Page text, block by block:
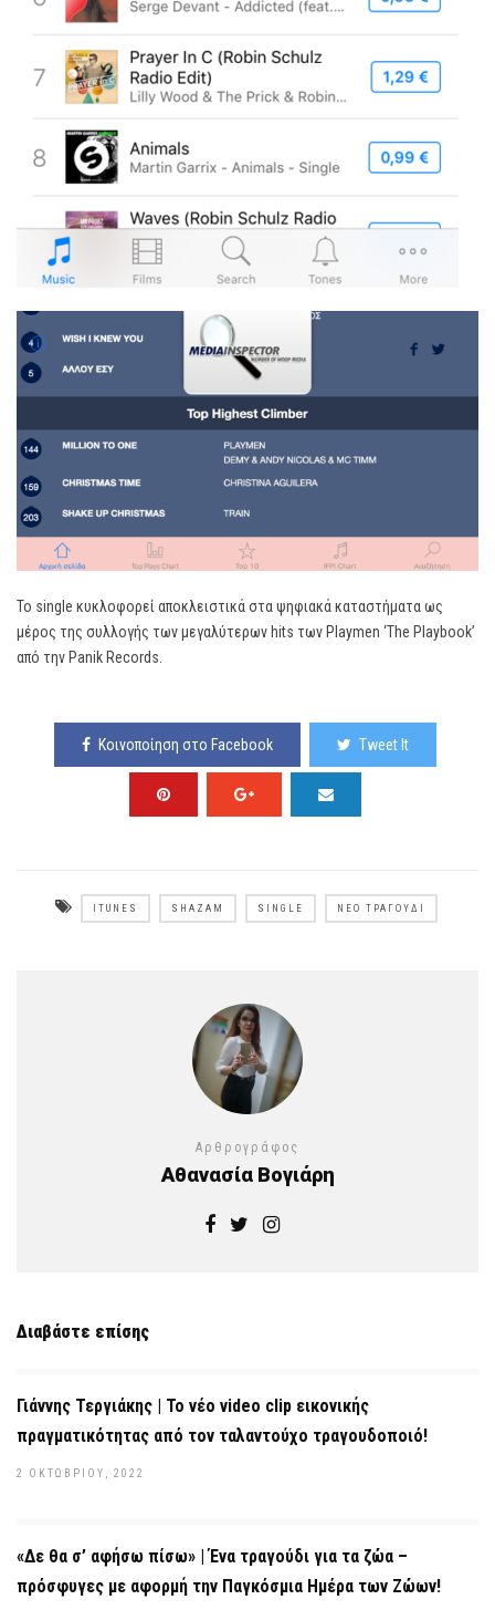
To single κυκλοφορεί αποκλειστικά στα ψηφιακά καταστήματα ως
μέρος της συλλογής των μεγαλύτερων hits των Playmen ‘The Playbook’
από την Panik Records.
Κοινοποίηση στο Facebook Tweet It
ITUNES SHAZAM SINGLE ΝΈΟ ΤΡΑΓΟΎΔΙ
Αρθρογράφος
Αθανασία Βογιάρη
Διαβάστε επίσης
Γιάννης Τεργιάκης | Το νέο video clip εικονικής
πραγματικότητας από τον ταλαντούχο τραγουδοποιό!
2 ΟΚΤΩΒΡΊΟΥ, 2022
«Δε θα σ’ αφήσω πίσω» | Ένα τραγούδι για τα ζώα –
πρόσφυγες με αφορμή την Παγκόσμια Ημέρα των Ζώων!